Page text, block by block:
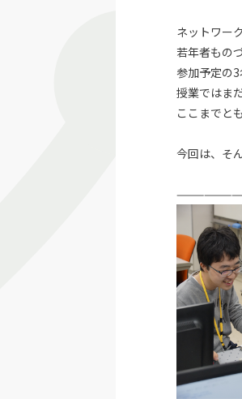
ネットワー
若年者もの
参加予定の
授業ではま
ここまでと
今回は、そ